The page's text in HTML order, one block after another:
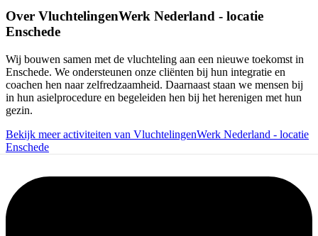
Over VluchtelingenWerk Nederland - locatie
Enschede
Wij bouwen samen met de vluchteling aan een nieuwe toekomst in
Enschede. We ondersteunen onze cliënten bij hun integratie en
coachen hen naar zelfredzaamheid. Daarnaast staan we mensen bij
in hun asielprocedure en begeleiden hen bij het herenigen met hun
gezin.
Bekijk meer activiteiten van VluchtelingenWerk Nederland - locatie
Enschede